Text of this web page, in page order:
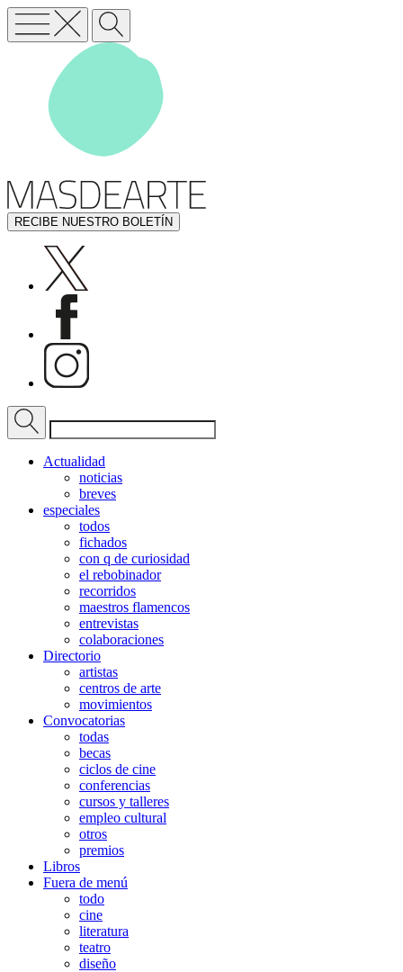
RECIBE NUESTRO BOLETÍN
Actualidad
noticias
breves
especiales
todos
fichados
con q de curiosidad
el rebobinador
recorridos
maestros flamencos
entrevistas
colaboraciones
Directorio
artistas
centros de arte
movimientos
Convocatorias
todas
becas
ciclos de cine
conferencias
cursos y talleres
empleo cultural
otros
premios
Libros
Fuera de menú
todo
cine
literatura
teatro
diseño